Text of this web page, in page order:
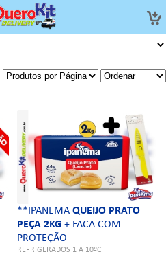
**IPANEMA QUEIJO PRATO
PEÇA 2KG+ FACA COM
PROTEÇÃO
REFRIGERADOS 1 A 10ºC